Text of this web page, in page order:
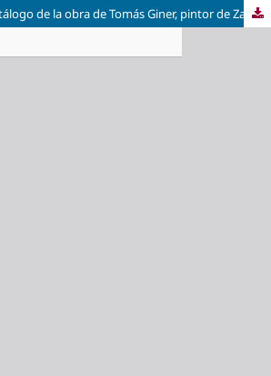
Aportaciones al catálogo de la obra de Tomás Giner, pintor de Zaragoza